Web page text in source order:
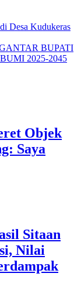
Desa Kudukeras
BUPATI
2025-2045
Objek
Saya
Sitaan
Nilai